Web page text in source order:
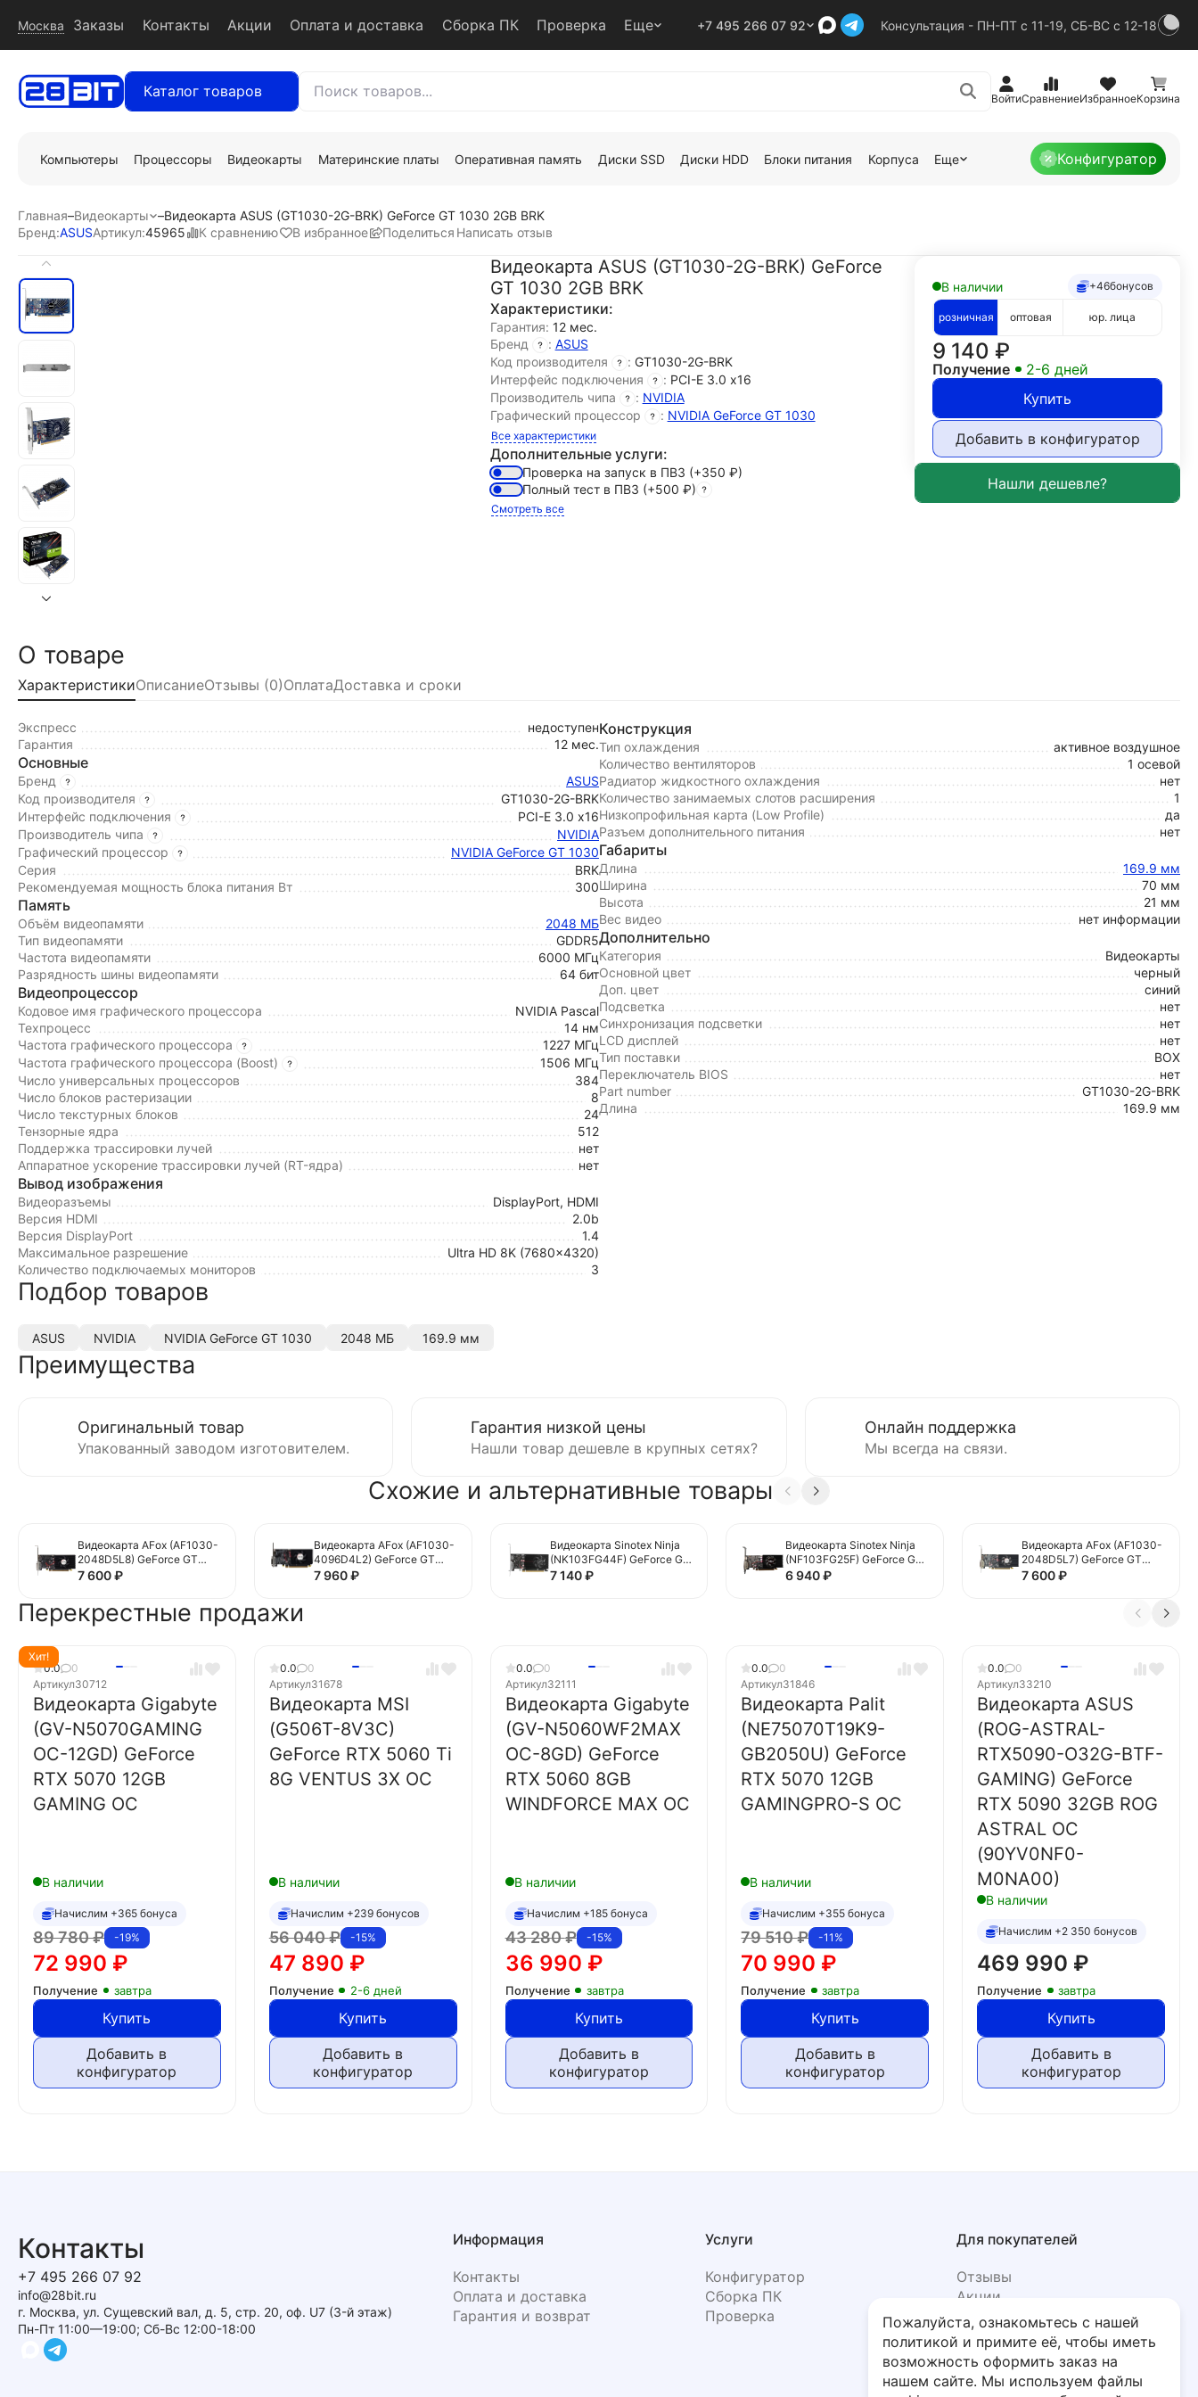
Москва Заказы Контакты Акции Оплата и доставка Сборка ПК Проверка Еще +7 495 266 07 92 Консультация - ПН-ПТ с 11-19, СБ-ВС с 12-18
Каталог товаров ВойтиСравнениеИзбранноеКорзина
Компьютеры Процессоры Видеокарты Материнские платы Оперативная память Диски SSD Диски HDD Блоки питания Корпуса Еще Конфигуратор
Главная–Видеокарты –Видеокарта ASUS (GT1030-2G-BRK) GeForce GT 1030 2GB BRK
Бренд:ASUSАртикул:45965 К сравнению В избранное Поделиться Написать отзыв
Видеокарта ASUS (GT1030-2G-BRK) GeForce
GT 1030 2GB BRK
Характеристики:
Гарантия: 12 мес.
Бренд
: ASUS
Код производителя
: GT1030-2G-BRK
Интерфейс подключения
: PCI-E 3.0 х16
Производитель чипа
: NVIDIA
Графический процессор
: NVIDIA GeForce GT 1030
Все характеристики
Дополнительные услуги:
Проверка на запуск в ПВЗ (+350 ₽)
Полный тест в ПВЗ (+500 ₽)
Смотреть все
В наличии +46бонусов
розничная оптовая юр. лица
9 140 ₽
Получение
2-6 дней
Купить
Добавить в конфигуратор
О товаре
ХарактеристикиОписаниеОтзывы (0)ОплатаДоставка и сроки
Экспресс
недоступен
Гарантия
12 мес.
Основные
Бренд
ASUS
Код производителя
GT1030-2G-BRK
Интерфейс подключения
PCI-E 3.0 х16
Производитель чипа
NVIDIA
Графический процессор
NVIDIA GeForce GT 1030
Серия
BRK
Рекомендуемая мощность блока питания Вт
300
Память
Объём видеопамяти
2048 МБ
Тип видеопамяти
GDDR5
Частота видеопамяти
6000 МГц
Разрядность шины видеопамяти
64 бит
Видеопроцессор
Кодовое имя графического процессора
NVIDIA Pascal
Техпроцесс
14 нм
Частота графического процессора
1227 МГц
Частота графического процессора (Boost)
1506 МГц
Число универсальных процессоров
384
Число блоков растеризации
8
Число текстурных блоков
24
Тензорные ядра
512
Поддержка трассировки лучей
нет
Аппаратное ускорение трассировки лучей (RT-ядра)
нет
Вывод изображения
Видеоразъемы
DisplayPort, HDMI
Версия HDMI
2.0b
Версия DisplayPort
1.4
Максимальное разрешение
Ultra HD 8K (7680x4320)
Количество подключаемых мониторов
3
Конструкция
Тип охлаждения
активное воздушное
Количество вентиляторов
1 осевой
Радиатор жидкостного охлаждения
нет
Количество занимаемых слотов расширения
1
Низкопрофильная карта (Low Profile)
да
Разъем дополнительного питания
нет
Габариты
Длина
169.9 мм
Ширина
70 мм
Высота
21 мм
Вес видео
нет информации
Дополнительно
Категория
Видеокарты
Основной цвет
черный
Доп. цвет
синий
Подсветка
нет
Синхронизация подсветки
нет
LCD дисплей
нет
Тип поставки
BOX
Переключатель BIOS
нет
Part number
GT1030-2G-BRK
Длина
169.9 мм
Подбор товаров
ASUS NVIDIA NVIDIA GeForce GT 1030 2048 МБ 169.9 мм
Преимущества
Оригинальный товар
Упакованный заводом изготовителем.
Гарантия низкой цены
Нашли товар дешевле в крупных сетях?
Онлайн поддержка
Мы всегда на связи.
Схожие и альтернативные товары
Видеокарта AFox (AF1030-
2048D5L8) GeForce GT
1030 2GB
7 600₽
Видеокарта AFox (AF1030-
4096D4L2) GeForce GT
1030 4GB LP
7 960₽
Видеокарта Sinotex Ninja
(NK103FG44F) GeForce GT
1030 4GB Low Profile
7 140₽
Видеокарта Sinotex Ninja
(NF103FG25F) GeForce GT
1030 2GB
6 940₽
Видеокарта AFox (AF1030-
2048D5L7) GeForce GT
1030 2GB Low Profile
7 600₽
Перекрестные продажи
Хит!
0.0
0
Артикул30712
Видеокарта Gigabyte
(GV-N5070GAMING
OC-12GD) GeForce
RTX 5070 12GB
GAMING OC
В наличии
Начислим +365 бонуса
-19%
89 780₽
72 990 ₽
Получение завтра
Купить
Добавить в
конфигуратор
0.0
0
Артикул31678
Видеокарта MSI
(G506T-8V3C)
GeForce RTX 5060 Ti
8G VENTUS 3X OC
В наличии
Начислим +239 бонусов
-15%
56 040₽
47 890 ₽
Получение 2-6 дней
Купить
Добавить в
конфигуратор
0.0
0
Артикул32111
Видеокарта Gigabyte
(GV-N5060WF2MAX
OC-8GD) GeForce
RTX 5060 8GB
WINDFORCE MAX OC
В наличии
Начислим +185 бонуса
-15%
43 280₽
36 990 ₽
Получение завтра
Купить
Добавить в
конфигуратор
0.0
0
Артикул31846
Видеокарта Palit
(NE75070T19K9-
GB2050U) GeForce
RTX 5070 12GB
GAMINGPRO-S OC
В наличии
Начислим +355 бонуса
-11%
79 510₽
70 990 ₽
Получение завтра
Купить
Добавить в
конфигуратор
0.0
0
Артикул33210
Видеокарта ASUS
(ROG-ASTRAL-
RTX5090-O32G-BTF-
GAMING) GeForce
RTX 5090 32GB ROG
ASTRAL OC
(90YV0NF0-
M0NA00)
В наличии
Начислим +2 350 бонусов
469 990 ₽
Получение завтра
Купить
Добавить в
конфигуратор
Контакты
+7 495 266 07 92
info@28bit.ru
г. Москва, ул. Сущевский вал, д. 5, стр. 20, оф. U7 (3-й этаж)
Пн-Пт 11:00—19:00; Сб-Вс 12:00-18:00
Информация
Контакты
Оплата и доставка
Гарантия и возврат
Услуги
Конфигуратор
Сборка ПК
Проверка
Для покупателей
Отзывы
Акции
Фото
Пожалуйста, ознакомьтесь с нашей
политикой и примите её, чтобы иметь
возможность оформить заказ на
нашем сайте. Мы используем файлы